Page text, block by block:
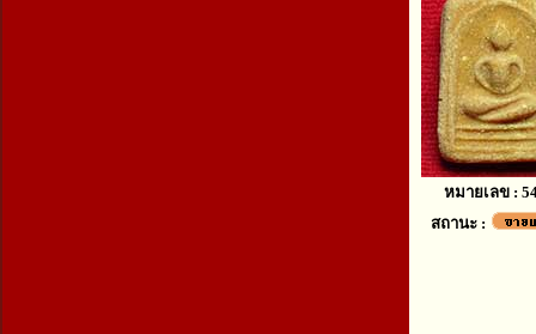
หมายเลข :
สถานะ :